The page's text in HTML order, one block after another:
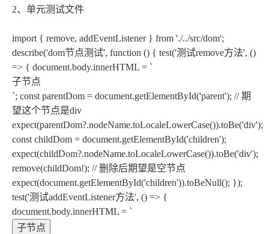
2、单元测试文件
import { remove, addEventListener } from './../src/dom';
describe('dom节点测试', function () { test('测试remove方法', ()
=> { document.body.innerHTML = `
子节点
`; const parentDom = document.getElementById('parent'); // 期
望这个节点是div
expect(parentDom?.nodeName.toLocaleLowerCase()).toBe('div');
const childDom = document.getElementById('children');
expect(childDom?.nodeName.toLocaleLowerCase()).toBe('div');
remove(childDom!); // 删除后期望是空节点
expect(document.getElementById('children')).toBeNull(); });
test('测试addEventListener方法', () => {
document.body.innerHTML = `
子节点